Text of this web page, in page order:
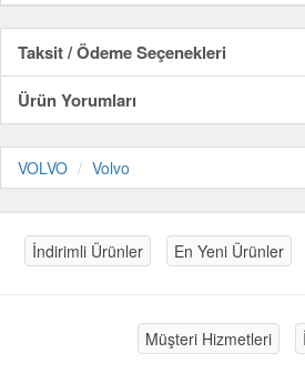
Taksit / Ödeme Seçenekleri
Ürün Yorumları
VOLVO Volvo
İndirimli Ürünler En Yeni Ürünler
Müşteri Hizmetleri